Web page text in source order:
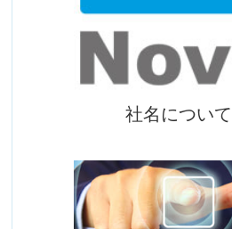
社名について